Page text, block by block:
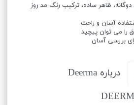
ظاهر ساده، ترکیب رنگ مد روز
آسان و راحت
را می توان پیچید
بررسی آسان
درباره Deerma